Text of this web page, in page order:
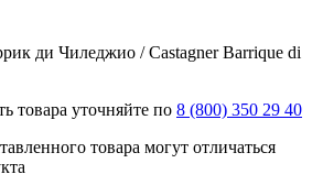
ди Чиледжио / Castagner Barrique di
товара уточняйте по 8 (800) 350 29 40
товара могут отличаться